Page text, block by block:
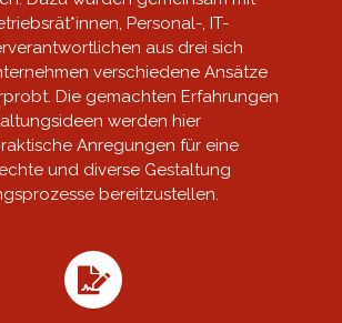
Personal-, IT-
aus drei sich
verschiedene Ansätze
Die gemachten Erfahrungen
werden hier
Anregungen für eine
und diverse Gestaltung
bereitzustellen.